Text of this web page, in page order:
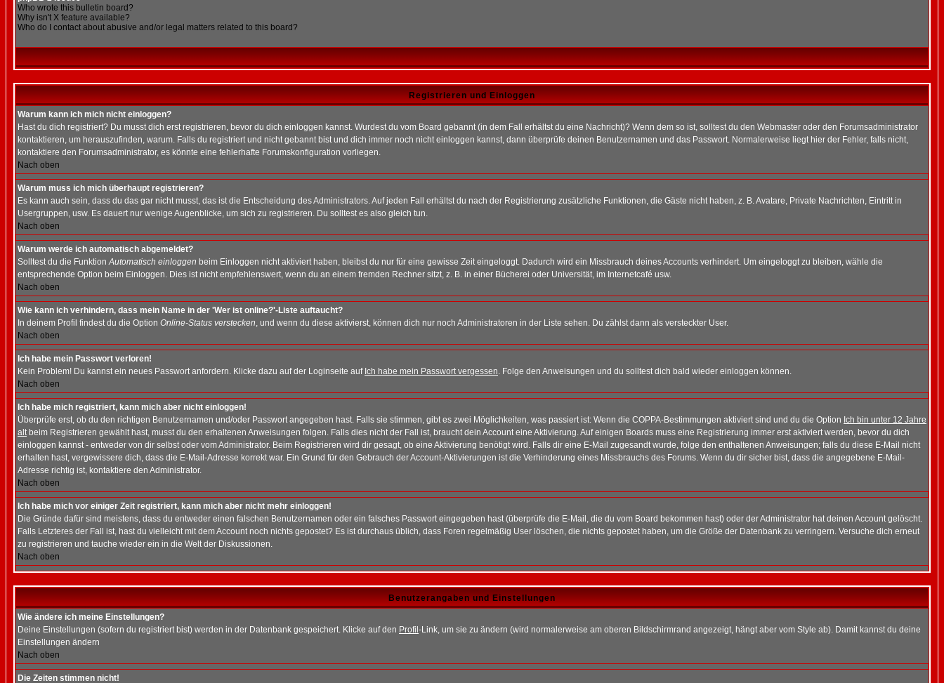
Who wrote this bulletin board?
Why isn't X feature available?
Who do I contact about abusive and/or legal matters related to this board?
Registrieren und Einloggen
Warum kann ich mich nicht einloggen?
Hast du dich registriert? Du musst dich erst registrieren, bevor du dich einloggen kannst. Wurdest du vom Board gebannt (in dem Fall erhältst du eine Nachricht)? Wenn dem so ist, solltest du den Webmaster oder den Forumsadministrator
kontaktieren, um herauszufinden, warum. Falls du registriert und nicht gebannt bist und dich immer noch nicht einloggen kannst, dann überprüfe deinen Benutzernamen und das Passwort. Normalerweise liegt hier der Fehler, falls nicht,
kontaktiere den Forumsadministrator, es könnte eine fehlerhafte Forumskonfiguration vorliegen.
Nach oben
Warum muss ich mich überhaupt registrieren?
Es kann auch sein, dass du das gar nicht musst, das ist die Entscheidung des Administrators. Auf jeden Fall erhältst du nach der Registrierung zusätzliche Funktionen, die Gäste nicht haben, z. B. Avatare, Private Nachrichten, Eintritt in
Usergruppen, usw. Es dauert nur wenige Augenblicke, um sich zu registrieren. Du solltest es also gleich tun.
Nach oben
Warum werde ich automatisch abgemeldet?
Solltest du die FunktionAutomatisch einloggen beim Einloggen nicht aktiviert haben, bleibst du nur für eine gewisse Zeit eingeloggt. Dadurch wird ein Missbrauch deines Accounts verhindert. Um eingeloggt zu bleiben, wähle die
entsprechende Option beim Einloggen. Dies ist nicht empfehlenswert, wenn du an einem fremden Rechner sitzt, z. B. in einer Bücherei oder Universität, im Internetcafé usw.
Nach oben
Wie kann ich verhindern, dass mein Name in der 'Wer ist online?'-Liste auftaucht?
In deinem Profil findest du die Option Online-Status verstecken, und wenn du diese aktivierst, können dich nur noch Administratoren in der Liste sehen. Du zählst dann als versteckter User.
Nach oben
Ich habe mein Passwort verloren!
Kein Problem! Du kannst ein neues Passwort anfordern. Klicke dazu auf der Loginseite auf Ich habe mein Passwort vergessen. Folge den Anweisungen und du solltest dich bald wieder einloggen können.
Nach oben
Ich habe mich registriert, kann mich aber nicht einloggen!
Überprüfe erst, ob du den richtigen Benutzernamen und/oder Passwort angegeben hast. Falls sie stimmen, gibt es zwei Möglichkeiten, was passiert ist: Wenn die COPPA-Bestimmungen aktiviert sind und du die Option Ich bin unter 12 Jahre
altbeim Registrieren gewählt hast, musst du den erhaltenen Anweisungen folgen. Falls dies nicht der Fall ist, braucht dein Account eine Aktivierung. Auf einigen Boards muss eine Registrierung immer erst aktiviert werden, bevor du dich
einloggen kannst - entweder von dir selbst oder vom Administrator. Beim Registrieren wird dir gesagt, ob eine Aktivierung benötigt wird. Falls dir eine E-Mail zugesandt wurde, folge den enthaltenen Anweisungen; falls du diese E-Mail nicht
erhalten hast, vergewissere dich, dass die E-Mail-Adresse korrekt war. Ein Grund für den Gebrauch der Account-Aktivierungen ist die Verhinderung eines Missbrauchs des Forums. Wenn du dir sicher bist, dass die angegebene E-Mail-
Adresse richtig ist, kontaktiere den Administrator.
Nach oben
Ich habe mich vor einiger Zeit registriert, kann mich aber nicht mehr einloggen!
Die Gründe dafür sind meistens, dass du entweder einen falschen Benutzernamen oder ein falsches Passwort eingegeben hast (überprüfe die E-Mail, die du vom Board bekommen hast) oder der Administrator hat deinen Account gelöscht.
Falls Letzteres der Fall ist, hast du vielleicht mit dem Account noch nichts gepostet? Es ist durchaus üblich, dass Foren regelmäßig User löschen, die nichts gepostet haben, um die Größe der Datenbank zu verringern. Versuche dich erneut
zu registrieren und tauche wieder ein in die Welt der Diskussionen.
Nach oben
Benutzerangaben und Einstellungen
Wie ändere ich meine Einstellungen?
Deine Einstellungen (sofern du registriert bist) werden in der Datenbank gespeichert. Klicke auf den Profil -Link, um sie zu ändern (wird normalerweise am oberen Bildschirmrand angezeigt, hängt aber vom Style ab). Damit kannst du deine
Einstellungen ändern
Nach oben
Die Zeiten stimmen nicht!